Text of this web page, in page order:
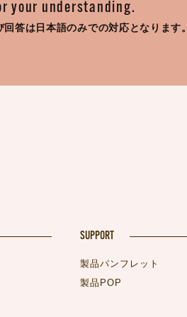
your understanding.
回答は日本語のみでの対応となります。
SUPPORT
製品パンフレット
製品POP